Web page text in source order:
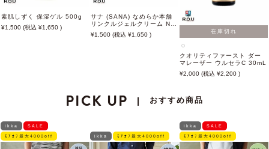
素肌しずく 保湿ゲル 500g
1,500
1,650
サナ (SANA) なめらか本舗
リンクルジェルクリーム N
100g
1,500 1,650
在庫切れ
クオリティファースト ダー
マレーザー ウルセラC 30mL
2,000
2,200
PICK UP | おすすめ商品
ikka SALE
ﾓｱｵﾌ最大4000off ikka ﾓｱｵﾌ最大4000off
ikka SALE
ﾓｱｵﾌ最大4000off